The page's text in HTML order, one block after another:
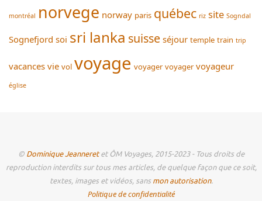
montréal norvege norway paris québec riz site Sogndal
Sognefjord soi sri lanka suisse séjour temple train trip
vacances vie vol voyage voyager voyager voyageur
église
© Dominique Jeanneretet ÔM Voyages, 2015-2023 - Tous droits de
reproduction interdits sur tous mes articles, de quelque façon que ce soit,
textes, images et vidéos, sans mon autorisation.
Politique de confidentialité